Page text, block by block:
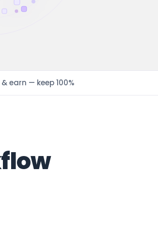
earn — keep 100%